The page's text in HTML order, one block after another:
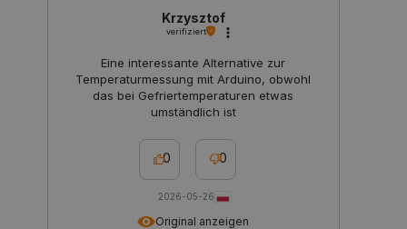
Original anzeigen
Krzysztof
verifiziert
Eine interessante Alternative zur
Temperaturmessung mit Arduino, obwohl
das bei Gefriertemperaturen etwas
umständlich ist
0 0
2026-05-26
Storage declaration